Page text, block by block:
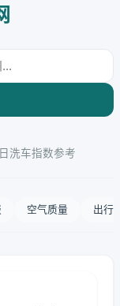
洗车指数参考
空气质量 出行